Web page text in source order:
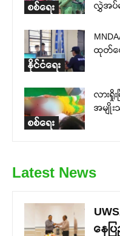
စစ်ရေး
လွှဲအ
နိုင်ငံရေး
ထုတ်ပေ
စစ်ရေး
လားရှို
အမျိုး
Latest News
နေပ